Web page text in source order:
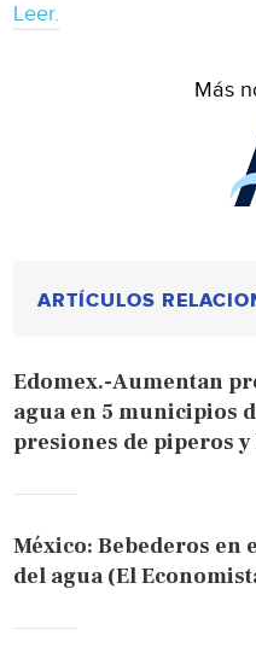
Leer.
Más
ARTÍCULOS
Edomex.-Aumentan
agua en 5 municipios
presiones de piperos
México: Bebederos en
del agua (El